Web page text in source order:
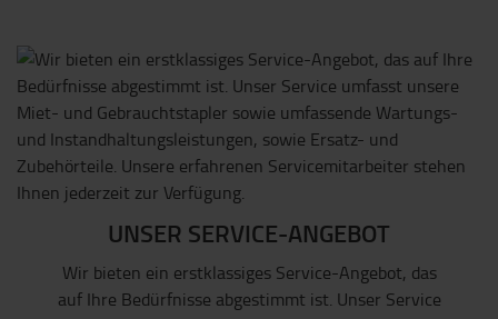
UNSER SERVICE-ANGEBOT
Wir bieten ein erstklassiges Service-Angebot, das
auf Ihre Bedürfnisse abgestimmt ist. Unser Service